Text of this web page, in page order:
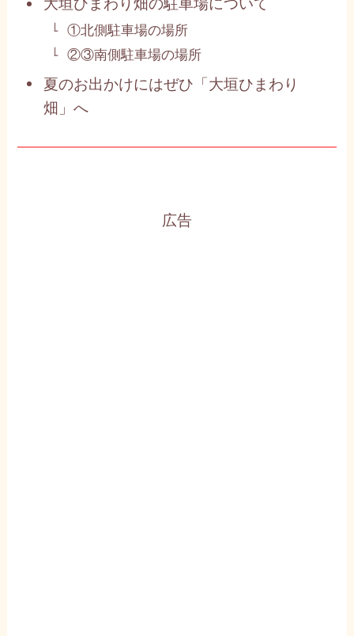
大垣ひまわり畑の駐車場について
①北側駐車場の場所
②③南側駐車場の場所
夏のお出かけにはぜひ「大垣ひまわり
畑」へ
広告